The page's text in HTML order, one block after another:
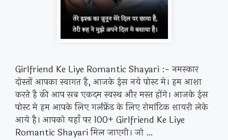
Girlfriend Ke Liye Romantic Shayari :- नमस्कार
दोस्तों आपका स्वागत है, आजके ईस नये पोस्ट मे। हम आशा
करते है की आप सब एकदम स्वस्थ और मस्त होंगे। आजके ईस
पोस्ट मे हम आपके लिए गर्लफ्रेंड के लिए रोमांटिक शायरी लेके
आये है। आपको यहाँ पर 100+ Girlfriend Ke Liye
Romantic Shayari मिल जाएगी। जो …